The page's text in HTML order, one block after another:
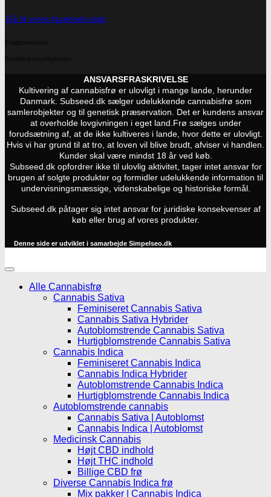
Gå til vores facebook-side
ANSVARSFRASKRIVELSE
Kultivering af cannabisfrø er ulovligt i mange lande, herunder
Danmark. Subseed.dk sælger udelukkende cannabisfrø som
samlerobjekter og til genetisk præservation. Det er kundens ansvar
at overholde lovgivningen i eget land. Frø sælges under
forudsætning af, at de ikke kultiveres i lande, hvor dette er ulovligt.
Hvis vi har grund til at tro, at loven vil blive brudt, afviser vi handlen.
Kunder skal være mindst 18 år ved køb.
Subseed.dk opfordrer ikke til ulovlig aktivitet, tager intet ansvar for
brugen af solgte produkter og formidler udelukkende information til
undervisningsmæssige, videnskabelige og historiske formål.
Subseed.dk påtager sig intet ansvar for juridiske konsekvenser af
køb eller brug af vores produkter.
Denne side er udviklet i samarbejde Simpelseo.dk
Alle Cannabisfrø
Cannabis Sativa
Feminiseret Cannabis Sativa
Cannabis Sativa Hybrider
Autoblomstrende Cannabis Sativa
Hurtigblomstrende Cannabis Sativa
Cannabis Indica
Feminiseret Cannabis Indica
Cannabis Indica Hybrider
Autoblomstrende Cannabis Indica
Hurtigblomstrende Cannabis Indica
Autoblomstrende cannabis
Cannabis Sativa | Autoblomst
Cannabis Indica | Autoblomst
Medicinsk Cannabis
Højt CBD indhold
Højt THC indhold
Billige CBD frø
Diverse Cannabis Indica frø
Mix pakker | Cannabis Indica